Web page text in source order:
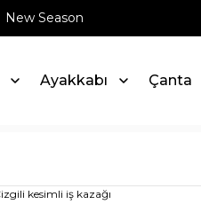
New Season
Ayakkabı Çanta